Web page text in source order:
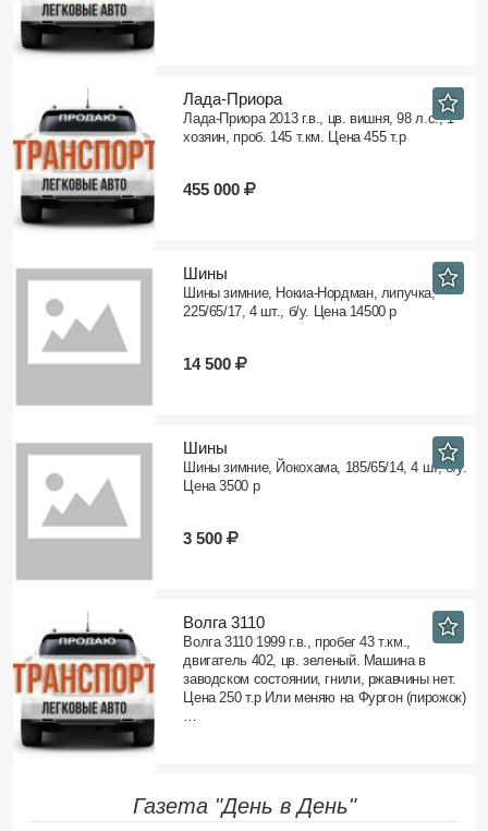
Лада-Приора
Лада-Приора 2013 г.в., цв. вишня, 98 л.с., 1
хозяин, проб. 145 т.км. Цена 455 т.р
455 000
Шины
Шины зимние, Нокиа-Нордман, липучка,
225/65/17, 4 шт., б/у. Цена 14500 р
14 500
Шины
Шины зимние, Йокохама, 185/65/14, 4 шт, б/у.
Цена 3500 р
3 500
Волга 3110
Волга 3110 1999 г.в., пробег 43 т.км.,
двигатель 402, цв. зеленый. Машина в
заводском состоянии, гнили, ржавчины нет.
Цена 250 т.р Или меняю на Фургон (пирожок)
…
Газета "День в День"